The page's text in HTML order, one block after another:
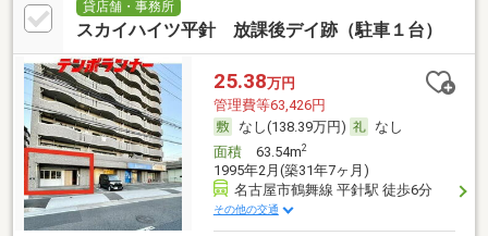
貸店舗・事務所
スカイハイツ平針 放課後デイ跡（駐車１台）
25.38万円
管理費等63,426円
なし(138.39万円)
なし
面積63.54m2
1995年2月(築31年7ヶ月)
名古屋市鶴舞線 平針駅 徒歩6分
その他の交通